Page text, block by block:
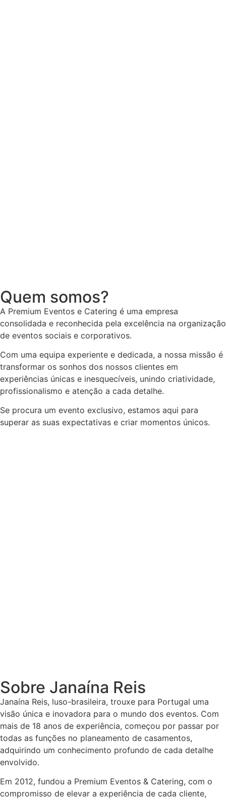
Quem somos?
A Premium Eventos e Catering é uma empresa
consolidada e reconhecida pela excelência na organização
de eventos sociais e corporativos.
Com uma equipa experiente e dedicada, a nossa missão é
transformar os sonhos dos nossos clientes em
experiências únicas e inesquecíveis, unindo criatividade,
profissionalismo e atenção a cada detalhe.
Se procura um evento exclusivo, estamos aqui para
superar as suas expectativas e criar momentos únicos.
Sobre Janaína Reis
Janaína Reis, luso-brasileira, trouxe para Portugal uma
visão única e inovadora para o mundo dos eventos. Com
mais de 18 anos de experiência, começou por passar por
todas as funções no planeamento de casamentos,
adquirindo um conhecimento profundo de cada detalhe
envolvido.
Em 2012, fundou a Premium Eventos & Catering, com o
compromisso de elevar a experiência de cada cliente,